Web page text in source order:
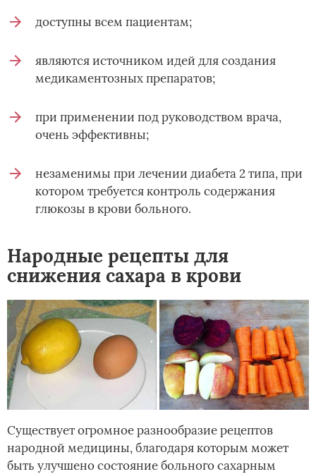
доступны всем пациентам;
являются источником идей для создания
медикаментозных препаратов;
при применении под руководством врача,
очень эффективны;
незаменимы при лечении диабета 2 типа, при
котором требуется контроль содержания
глюкозы в крови больного.
Народные рецепты для
снижения сахара в крови
Существует огромное разнообразие рецептов
народной медицины, благодаря которым может
быть улучшено состояние больного сахарным